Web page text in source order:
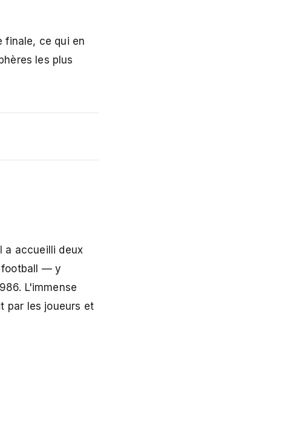
finale, ce qui en
les plus
a accueilli deux
football — y
L'immense
par les joueurs et